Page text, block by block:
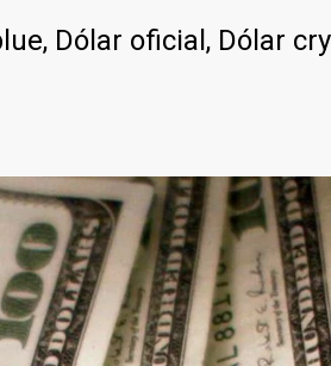
Dólar oficial, Dólar